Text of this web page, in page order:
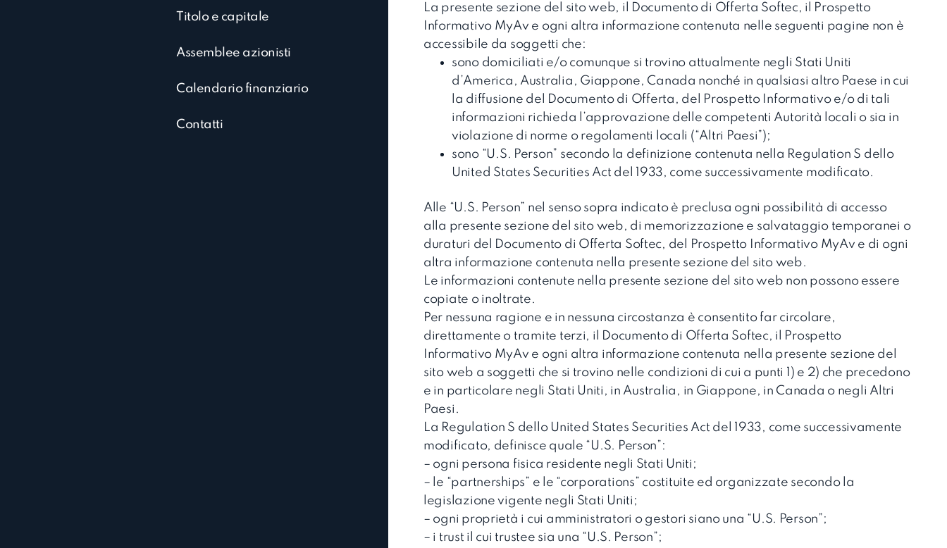
Titolo e capitale
Assemblee azionisti
Calendario finanziario
Contatti
La presente sezione del sito web, il Documento di Offerta Softec, il Prospetto
Informativo MyAv e ogni altra informazione contenuta nelle seguenti pagine non è
accessibile da soggetti che:
sono domiciliati e/o comunque si trovino attualmente negli Stati Uniti
d’America, Australia, Giappone, Canada nonché in qualsiasi altro Paese in cui
la diffusione del Documento di Offerta, del Prospetto Informativo e/o di tali
informazioni richieda l’approvazione delle competenti Autorità locali o sia in
violazione di norme o regolamenti locali (“Altri Paesi”);
sono “U.S. Person” secondo la definizione contenuta nella Regulation S dello
United States Securities Act del 1933, come successivamente modificato.
Alle “U.S. Person” nel senso sopra indicato è preclusa ogni possibilità di accesso
alla presente sezione del sito web, di memorizzazione e salvataggio temporanei o
duraturi del Documento di Offerta Softec, del Prospetto Informativo MyAv e di ogni
altra informazione contenuta nella presente sezione del sito web.
Le informazioni contenute nella presente sezione del sito web non possono essere
copiate o inoltrate.
Per nessuna ragione e in nessuna circostanza è consentito far circolare,
direttamente o tramite terzi, il Documento di Offerta Softec, il Prospetto
Informativo MyAv e ogni altra informazione contenuta nella presente sezione del
sito web a soggetti che si trovino nelle condizioni di cui a punti 1) e 2) che precedono
e in particolare negli Stati Uniti, in Australia, in Giappone, in Canada o negli Altri
Paesi.
La Regulation S dello United States Securities Act del 1933, come successivamente
modificato, definisce quale “U.S. Person”:
– ogni persona fisica residente negli Stati Uniti;
– le “partnerships” e le “corporations” costituite ed organizzate secondo la
legislazione vigente negli Stati Uniti;
– ogni proprietà i cui amministratori o gestori siano una “U.S. Person”;
– i trust il cui trustee sia una “U.S. Person”;